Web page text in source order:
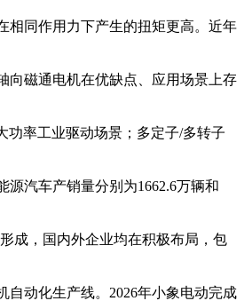
同作用力下产生的扭矩更高。近年
磁通电机在优缺点、应用场景上存
率工业驱动场景；多定子/多转子
汽车产销量分别为1662.6万辆和
成，国内外企业均在积极布局，包
动化生产线。2026年小象电动完成